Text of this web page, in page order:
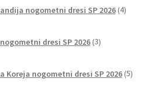
nogometni dresi SP 2026 4izdelki
dresi SP 2026 3izdelki
Koreja nogometni dresi SP 2026 5